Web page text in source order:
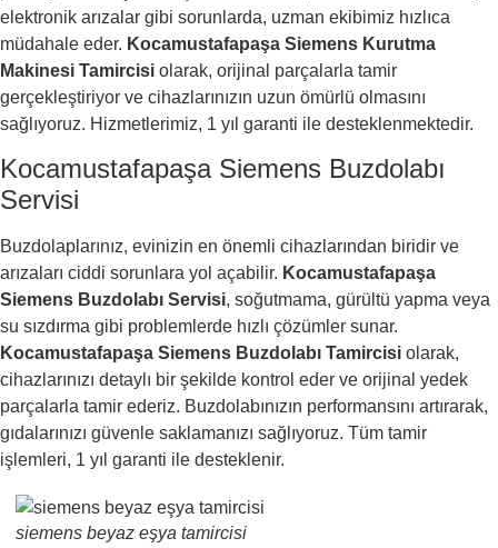
elektronik arızalar gibi sorunlarda, uzman ekibimiz hızlıca
müdahale eder. Kocamustafapaşa Siemens Kurutma
Makinesi Tamircisi olarak, orijinal parçalarla tamir
gerçekleştiriyor ve cihazlarınızın uzun ömürlü olmasını
sağlıyoruz. Hizmetlerimiz, 1 yıl garanti ile desteklenmektedir.
Kocamustafapaşa Siemens Buzdolabı
Servisi
Buzdolaplarınız, evinizin en önemli cihazlarından biridir ve
arızaları ciddi sorunlara yol açabilir. Kocamustafapaşa
Siemens Buzdolabı Servisi, soğutmama, gürültü yapma veya
su sızdırma gibi problemlerde hızlı çözümler sunar.
Kocamustafapaşa Siemens Buzdolabı Tamircisi olarak,
cihazlarınızı detaylı bir şekilde kontrol eder ve orijinal yedek
parçalarla tamir ederiz. Buzdolabınızın performansını artırarak,
gıdalarınızı güvenle saklamanızı sağlıyoruz. Tüm tamir
işlemleri, 1 yıl garanti ile desteklenir.
siemens beyaz eşya tamircisi